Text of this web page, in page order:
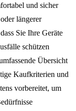
und sicher
längerer
Sie Ihre Geräte
schützen
Übersicht
Kaufkriterien und
vorbereitet, um